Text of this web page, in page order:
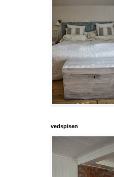
vedspisen